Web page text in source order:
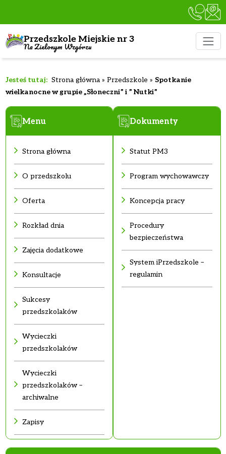
Przedszkole Miejskie nr 3
Na Zielonym Wzgórzu
Strona główna» Przedszkole » Spotkanie
wielkanocne w grupie „Słoneczni” i ” Nutki”
Menu
Strona główna
O przedszkolu
Oferta
Rozkład dnia
Zajęcia dodatkowe
Konsultacje
Sukcesy
przedszkolaków
Wycieczki
przedszkolaków
Wycieczki
przedszkolaków –
archiwalne
Zapisy
Dokumenty
Statut PM3
Program wychowawczy
Koncepcja pracy
Procedury
bezpieczeństwa
System iPrzedszkole –
regulamin